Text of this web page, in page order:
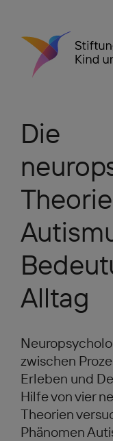
Die
Alltag
zwischen
Erleben und
Hilfe von vier
Theorien
Phänomen